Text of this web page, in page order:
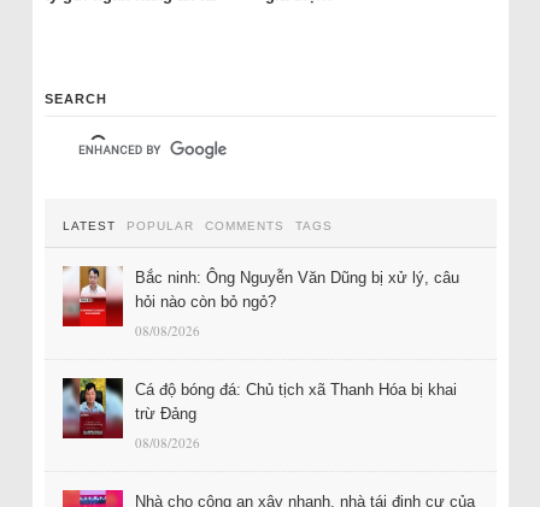
SEARCH
LATEST POPULAR COMMENTS TAGS
Bắc ninh: Ông Nguyễn Văn Dũng bị xử lý, câu
hỏi nào còn bỏ ngỏ?
08/08/2026
Cá độ bóng đá: Chủ tịch xã Thanh Hóa bị khai
trừ Đảng
08/08/2026
Nhà cho công an xây nhanh, nhà tái định cư của